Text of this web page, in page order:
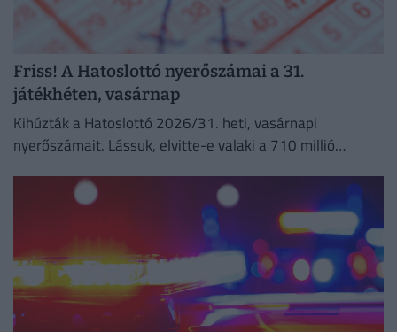
Friss! A Hatoslottó nyerőszámai a 31.
játékhéten, vasárnap
Kihúzták a Hatoslottó 2026/31. heti, vasárnapi
nyerőszámait. Lássuk, elvitte-e valaki a 710 millió